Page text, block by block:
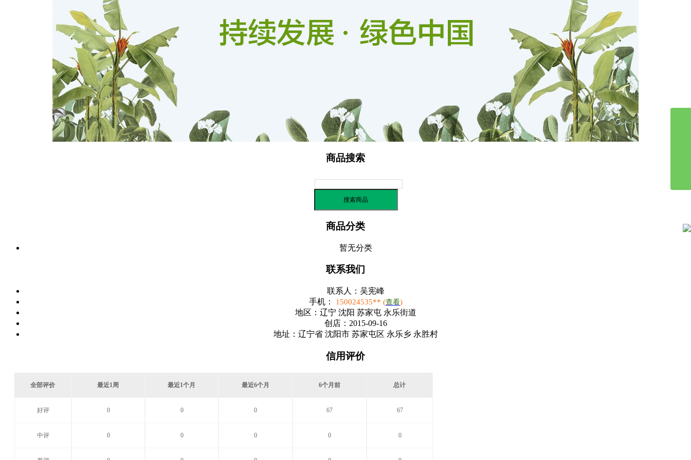
商品搜索
商品分类
暂无分类
联系我们
联系人： 吴宪峰
手机：
150024535** (查看)
地区： 辽宁 沈阳 苏家屯 永乐街道
创店： 2015-09-16
地址： 辽宁省 沈阳市 苏家屯区 永乐乡 永胜村
信用评价
全部评价 最近1周 最近1个月 最近6个月 6个月前 总计
好评 0 0 0 67 67
中评 0 0 0 0 0